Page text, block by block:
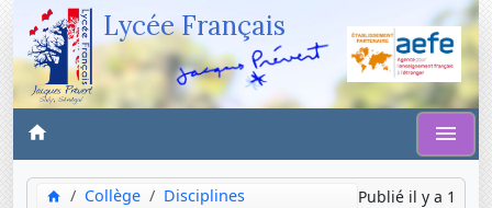
Lycée Français
Collège
Disciplines
Publié il y a 1